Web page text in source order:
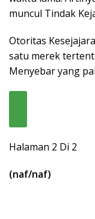
muncul Tindak
Otoritas
satu merek
Menyebar yang
Halaman 2 Di 2
(naf/naf)